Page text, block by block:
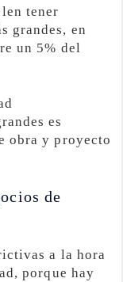
tener
grandes, en
un 5% del
es
obra y proyecto
de
a la hora
porque hay